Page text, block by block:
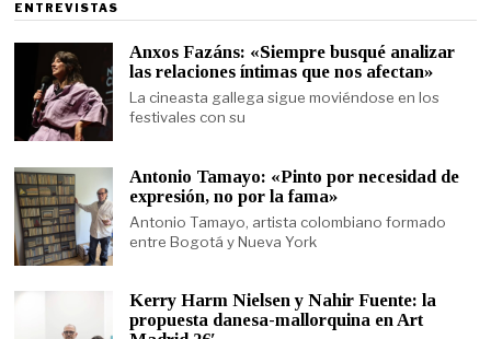
ENTREVISTAS
Anxos Fazáns: «Siempre busqué analizar
las relaciones íntimas que nos afectan»
La cineasta gallega sigue moviéndose en los
festivales con su
Antonio Tamayo: «Pinto por necesidad de
expresión, no por la fama»
Antonio Tamayo, artista colombiano formado
entre Bogotá y Nueva York
Kerry Harm Nielsen y Nahir Fuente: la
propuesta danesa-mallorquina en Art